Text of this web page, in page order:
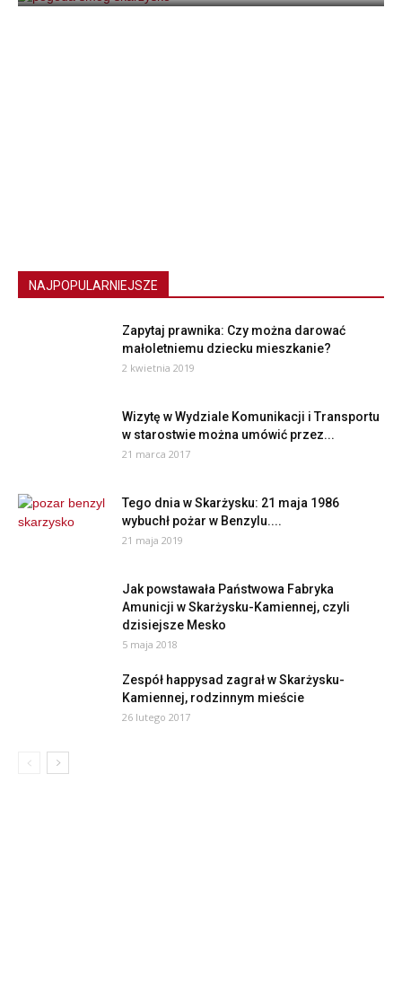
NAJPOPULARNIEJSZE
Zapytaj prawnika: Czy można darować
małoletniemu dziecku mieszkanie?
2 kwietnia 2019
Wizytę w Wydziale Komunikacji i Transportu
w starostwie można umówić przez...
21 marca 2017
Tego dnia w Skarżysku: 21 maja 1986
wybuchł pożar w Benzylu....
21 maja 2019
Jak powstawała Państwowa Fabryka
Amunicji w Skarżysku-Kamiennej, czyli
dzisiejsze Mesko
5 maja 2018
Zespół happysad zagrał w Skarżysku-
Kamiennej, rodzinnym mieście
26 lutego 2017